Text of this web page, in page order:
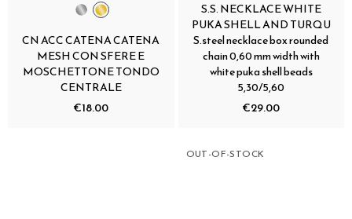
CN ACC CATENA CATENA
MESH CON SFERE E
MOSCHETTONE TONDO
CENTRALE
€18.00
S.S. NECKLACE WHITE
PUKA SHELL AND TURQU
S.steel necklace box rounded
chain 0,60 mm width with
white puka shell beads
5,30/5,60
€29.00
OUT-OF-STOCK